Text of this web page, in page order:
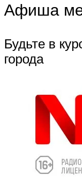
Афиша
Будьте в
города